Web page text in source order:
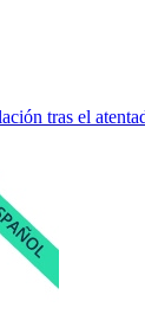
tras el